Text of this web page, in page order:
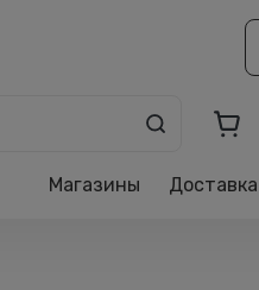
Магазины Доставка